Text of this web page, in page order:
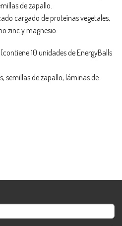
de zapallo.
cargado de proteínas vegetales,
zinc y magnesio.
10 unidades de EnergyBalls
semillas de zapallo, láminas de